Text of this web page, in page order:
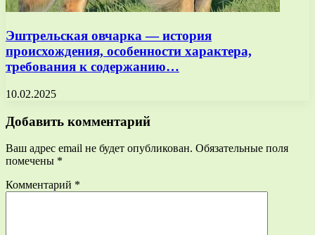
Эштрельская овчарка — история
происхождения, особенности характера,
требования к содержанию…
10.02.2025
Добавить комментарий
Ваш адрес email не будет опубликован. Обязательные поля
помечены *
Комментарий *